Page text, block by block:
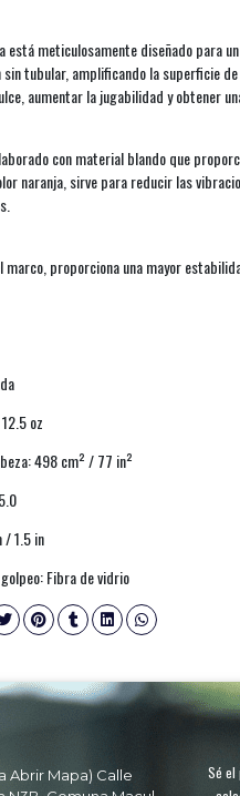
está meticulosamente diseñado para
sin tubular, amplificando la superficie
aumentar la jugabilidad y obtener
con material blando que
naranja, sirve para reducir las
proporciona una mayor
oz
498 cm² / 77 in²
/ 1.5 in
Fibra de vidrio
Abrir Mapa) Calle
Sé el